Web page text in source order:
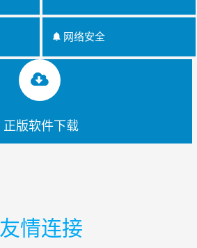
网络安全
正版软件下载
友情连接